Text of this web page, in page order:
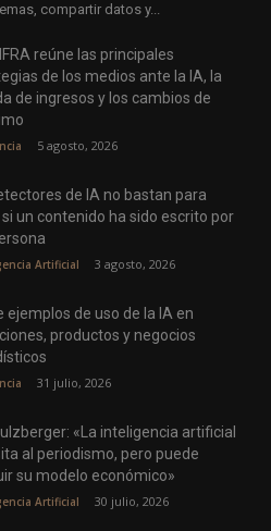
compartir datos y...
reúne las principales
de los medios ante la IA, la
de ingresos y los cambios de
5 agosto, 2026
de IA no bastan para
un contenido ha sido escrito por
Artificial 3 agosto, 2026
ejemplos de uso de la IA en
productos y negocios
31 julio, 2026
«La inteligencia artificial
al periodismo, pero puede
su modelo económico»
Artificial 30 julio, 2026